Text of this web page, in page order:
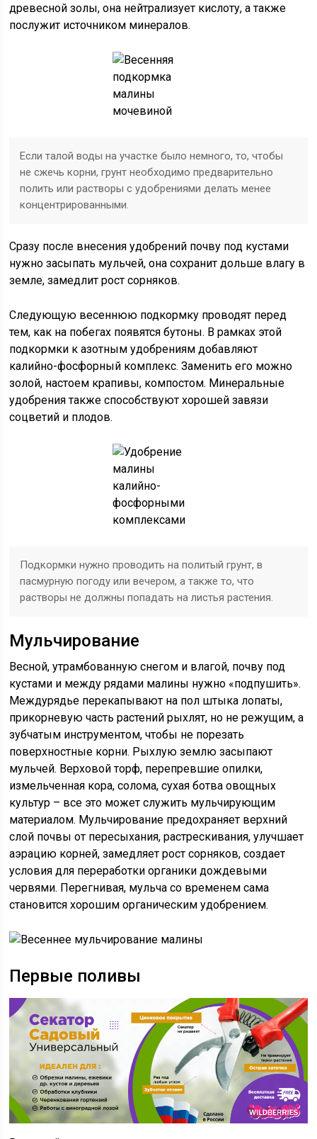
древесной золы, она нейтрализует кислоту, а также
послужит источником минералов.
Если талой воды на участке было немного, то, чтобы
не сжечь корни, грунт необходимо предварительно
полить или растворы с удобрениями делать менее
концентрированными.
Сразу после внесения удобрений почву под кустами
нужно засыпать мульчей, она сохранит дольше влагу в
земле, замедлит рост сорняков.
Следующую весеннюю подкормку проводят перед
тем, как на побегах появятся бутоны. В рамках этой
подкормки к азотным удобрениям добавляют
калийно-фосфорный комплекс. Заменить его можно
золой, настоем крапивы, компостом. Минеральные
удобрения также способствуют хорошей завязи
соцветий и плодов.
Подкормки нужно проводить на политый грунт, в
пасмурную погоду или вечером, а также то, что
растворы не должны попадать на листья растения.
Мульчирование
Весной, утрамбованную снегом и влагой, почву под
кустами и между рядами малины нужно «подпушить».
Междурядье перекапывают на пол штыка лопаты,
прикорневую часть растений рыхлят, но не режущим, а
зубчатым инструментом, чтобы не порезать
поверхностные корни. Рыхлую землю засыпают
мульчей. Верховой торф, перепревшие опилки,
измельченная кора, солома, сухая ботва овощных
культур – все это может служить мульчирующим
материалом. Мульчирование предохраняет верхний
слой почвы от пересыхания, растрескивания, улучшает
аэрацию корней, замедляет рост сорняков, создает
условия для переработки органики дождевыми
червями. Перегнивая, мульча со временем сама
становится хорошим органическим удобрением.
Первые поливы